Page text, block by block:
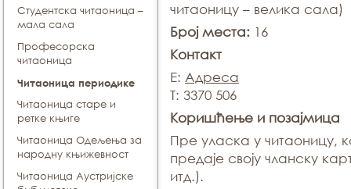
Студентска читаоница –
мала сала
Професорска
читаоница
Читаоница периодике
Читаоница старе и
ретке књиге
Читаоница Одељења за
народну књижевност
Читаоница Аустријске
читаоницу – велика сала)
Број места: 16
Контакт
E: Адреса
T: 3370 506
Коришћење и позајмица
Пре уласка у читаоницу,
предаје своју чланску
итд.).